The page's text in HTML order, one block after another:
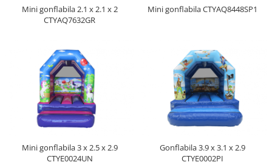
Jocuri cu nisip
Echipamente tematice
Echipamente persoane cu
dizabilitati
Echipament muzical
Animale din cauciuc
Skateboarding
Mini gonflabila 2.1 x 2.1 x 2
CTYAQ7632GR
Mini gonflabila CTYAQ8448SP1
Mini gonflabila 3 x 2.5 x 2.9
CTYE0024UN
Gonflabila 3.9 x 3.1 x 2.9
CTYE0002PI